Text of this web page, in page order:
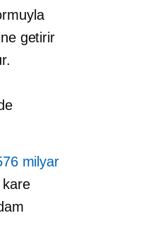
getirir
milyar